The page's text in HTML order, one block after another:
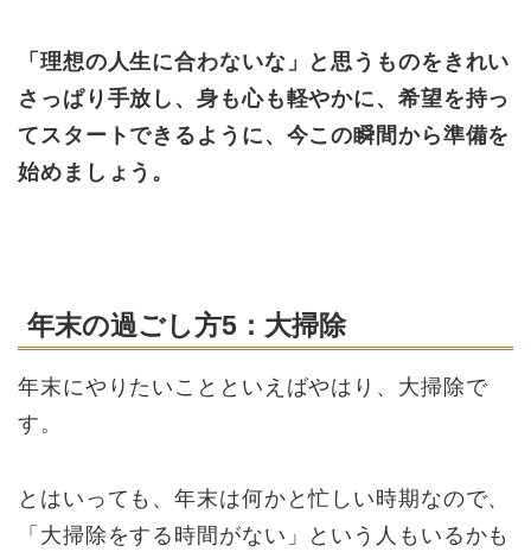
「理想の人生に合わないな」と思うものをきれい
さっぱり手放し、身も心も軽やかに、希望を持っ
てスタートできるように、今この瞬間から準備を
始めましょう。
年末の過ごし方5：大掃除
年末にやりたいことといえばやはり、大掃除で
す。
とはいっても、年末は何かと忙しい時期なので、
「大掃除をする時間がない」という人もいるかも